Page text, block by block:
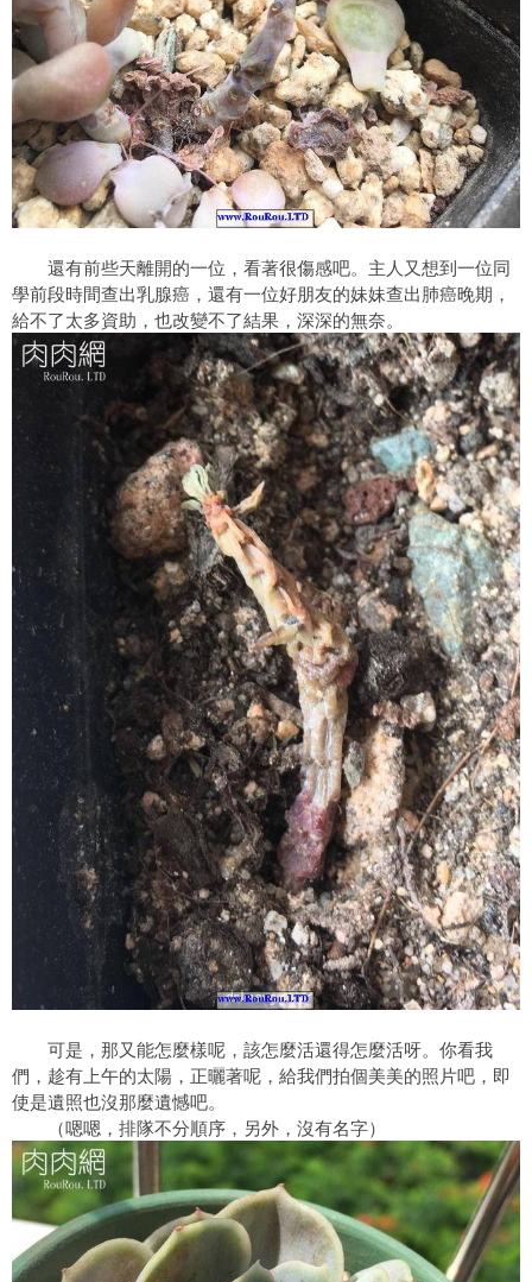
還有前些天離開的一位，看著很傷感吧。主人又想到一位同
學前段時間查出乳腺癌，還有一位好朋友的妹妹查出肺癌晚期，
給不了太多資助，也改變不了結果，深深的無奈。
可是，那又能怎麼樣呢，該怎麼活還得怎麼活呀。你看我
們，趁有上午的太陽，正曬著呢，給我們拍個美美的照片吧，即
使是遺照也沒那麼遺憾吧。
（嗯嗯，排隊不分順序，另外，沒有名字）